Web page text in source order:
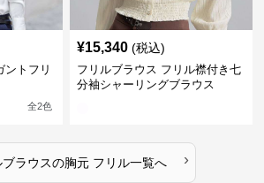
ントフリ
全2色
¥15,340 (税込)
フリルブラウス フリル襟付き七
分袖シャーリングブラウス
ラウスの胸元 フリル一覧へ ›